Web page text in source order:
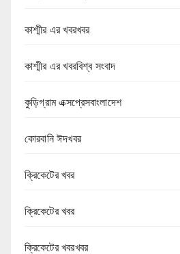
কাশ্মীর এর খবরখবর
কাশ্মীর এর খবরবিশ্ব সংবাদ
কুড়িগ্রাম এক্সপ্রেসবাংলাদেশ
কোরবানি ঈদখবর
ক্রিকেটের খবর
ক্রিকেটের খবর
ক্রিকেটের খবরখবর